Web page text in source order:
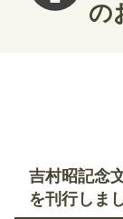
の
吉村昭記念
を刊行しま